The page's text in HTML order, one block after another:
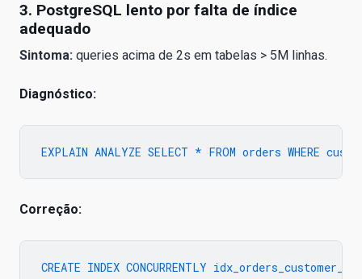
3. PostgreSQL lento por falta de índice
adequado
Sintoma: queries acima de 2s em tabelas > 5M linhas.
Diagnóstico:
Correção: